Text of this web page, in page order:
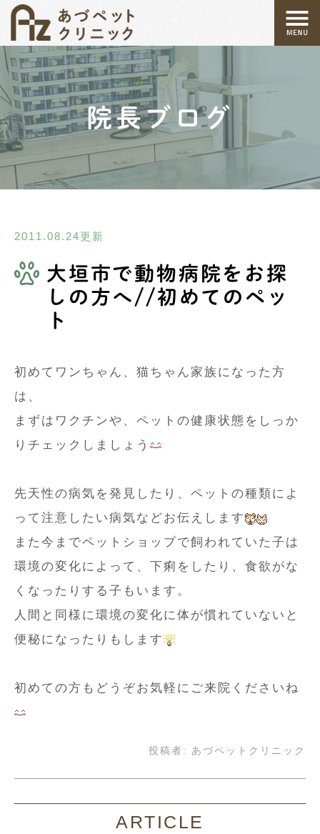
院長ブログ
2011.08.24更新
大垣市で動物病院をお探
しの方へ//初めてのペッ
ト
初めてワンちゃん、猫ちゃん家族になった方
は、
まずはワクチンや、ペットの健康状態をしっか
りチェックしましょう
先天性の病気を発見したり、ペットの種類によ
って注意したい病気などお伝えします
また今までペットショップで飼われていた子は
環境の変化によって、下痢をしたり、食欲がな
くなったりする子もいます。
人間と同様に環境の変化に体が慣れていないと
便秘になったりもします
初めての方もどうぞお気軽にご来院くださいね
投稿者: あづペットクリニック
ARTICLE